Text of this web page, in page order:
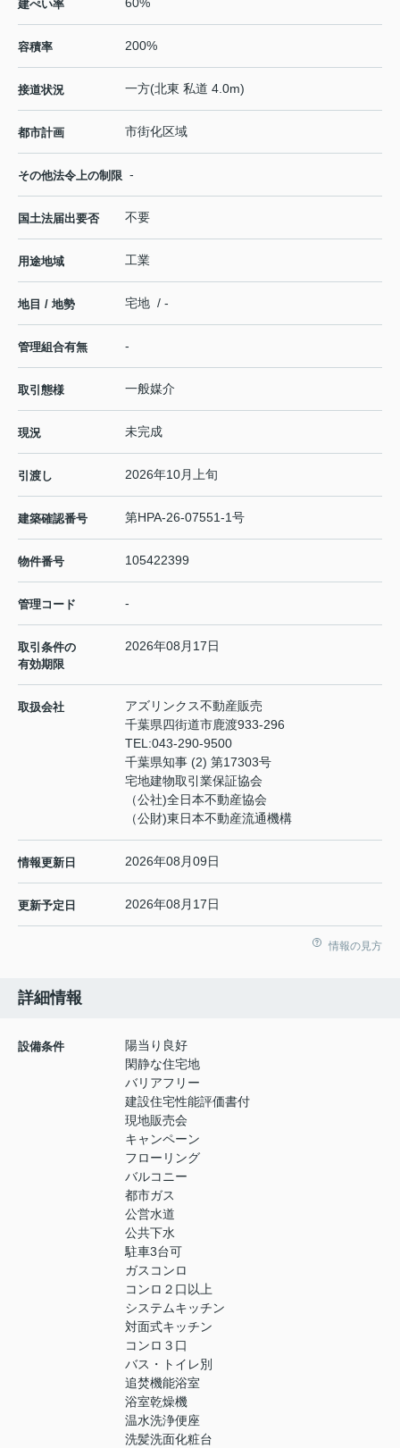
建ぺい率
容積率 200%
接道状況 一方(北東 私道 4.0m)
都市計画 市街化区域
その他法令上の制限 -
国土法届出要否 不要
用途地域 工業
地目 / 地勢 宅地 / -
管理組合有無 -
取引態様 一般媒介
現況 未完成
引渡し 2026年10月上旬
建築確認番号 第HPA-26-07551-1号
物件番号 105422399
管理コード -
取引条件の
有効期限
2026年08月17日
取扱会社
アズリンクス不動産販売
千葉県四街道市鹿渡933-296
TEL:043-290-9500
千葉県知事 (2) 第17303号
宅地建物取引業保証協会
（公社)全日本不動産協会
（公財)東日本不動産流通機構
情報更新日 2026年08月09日
更新予定日 2026年08月17日
情報の見方
詳細情報
設備条件
陽当り良好
閑静な住宅地
バリアフリー
建設住宅性能評価書付
現地販売会
キャンペーン
フローリング
バルコニー
都市ガス
公営水道
公共下水
駐車3台可
ガスコンロ
コンロ２口以上
システムキッチン
対面式キッチン
コンロ３口
バス・トイレ別
追焚機能浴室
浴室乾燥機
温水洗浄便座
洗髪洗面化粧台